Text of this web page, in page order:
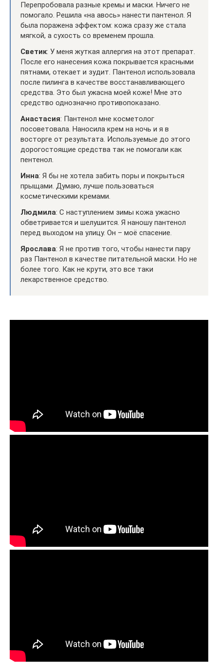
Перепробовала разные кремы и маски. Ничего не
помогало. Решила «на авось» нанести пантенол. Я
была поражена эффектом: кожа сразу же стала
мягкой, а сухость со временем прошла.
Светик: У меня жуткая аллергия на этот препарат.
После его нанесения кожа покрывается красными
пятнами, отекает и зудит. Пантенол использовала
после пилинга в качестве восстанавливающего
средства. Это был ужасна моей коже! Мне это
средство однозначно противопоказано.
Анастасия: Пантенол мне косметолог
посоветовала. Наносила крем на ночь и я в
восторге от результата. Используемые до этого
дорогостоящие средства так не помогали как
пентенол.
Инна: Я бы не хотела забить поры и покрыться
прыщами. Думаю, лучше пользоваться
косметическими кремами.
Людмила: С наступлением зимы кожа ужасно
обветривается и шелушится. Я наношу пантенол
перед выходом на улицу. Он – моё спасение.
Ярослава: Я не против того, чтобы нанести пару
раз Пантенол в качестве питательной маски. Но не
более того. Как не крути, это все таки
лекарственное средство.